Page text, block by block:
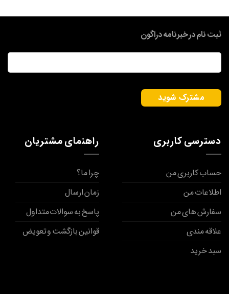
دسترسی کاربری
حساب کاربری من
اطلاعات من
سفارش های من
علاقه مندی
سبد خرید
ثبت نام در خبرنامه دراگون
ایمیل*
راهنمای مشتریان
چرا ما؟
زمان ارسال
پاسخ به سوالات متداول
قوانین بازگشت و تعویض